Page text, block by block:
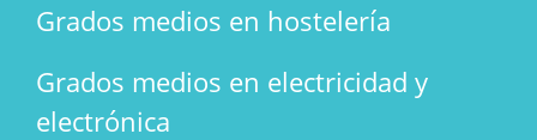
Grados medios en hostelería
Grados medios en electricidad y
electrónica